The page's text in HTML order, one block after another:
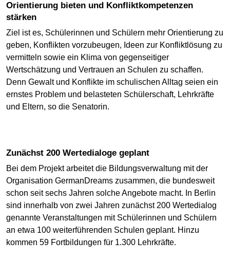
Orientierung bieten und Konfliktkompetenzen
stärken
Ziel ist es, Schülerinnen und Schülern mehr Orientierung zu
geben, Konflikten vorzubeugen, Ideen zur Konfliktlösung zu
vermitteln sowie ein Klima von gegenseitiger
Wertschätzung und Vertrauen an Schulen zu schaffen.
Denn Gewalt und Konflikte im schulischen Alltag seien ein
ernstes Problem und belasteten Schülerschaft, Lehrkräfte
und Eltern, so die Senatorin.
Zunächst 200 Wertedialoge geplant
Bei dem Projekt arbeitet die Bildungsverwaltung mit der
Organisation GermanDreams zusammen, die bundesweit
schon seit sechs Jahren solche Angebote macht. In Berlin
sind innerhalb von zwei Jahren zunächst 200 Wertedialog
genannte Veranstaltungen mit Schülerinnen und Schülern
an etwa 100 weiterführenden Schulen geplant. Hinzu
kommen 59 Fortbildungen für 1.300 Lehrkräfte.